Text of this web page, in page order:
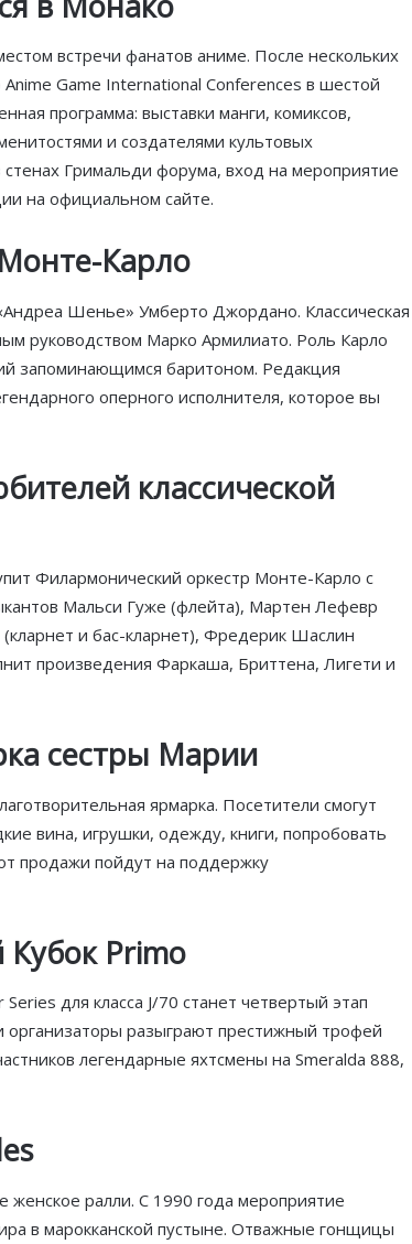
встречи фанатов аниме. После нескольких
Game International Conferences в шестой
программа: выставки манги, комиксов,
и создателями культовых
Гримальди форума, вход на мероприятие
на официальном сайте.
Карло
Шенье» Умберто Джордано. Классическая
руководством Марко Армилиато. Роль Карло
запоминающимся баритоном. Редакция
оперного исполнителя, которое вы
классической
Филармонический оркестр Монте-Карло с
Мальси Гуже (флейта), Мартен Лефевр
и бас-кларнет), Фредерик Шаслин
произведения Фаркаша, Бриттена, Лигети и
сестры Марии
ярмарка. Посетители смогут
вина, игрушки, одежду, книги, попробовать
продажи пойдут на поддержку
Кубок Primo
для класса J/70 станет четвертый этап
разыграют престижный трофей
легендарные яхтсмены на Smeralda 888,
женское ралли. С 1990 года мероприятие
в марокканской пустыне. Отважные гонщицы
Князь Альбер II и Принцесса
Ferrari набирает скорость перед